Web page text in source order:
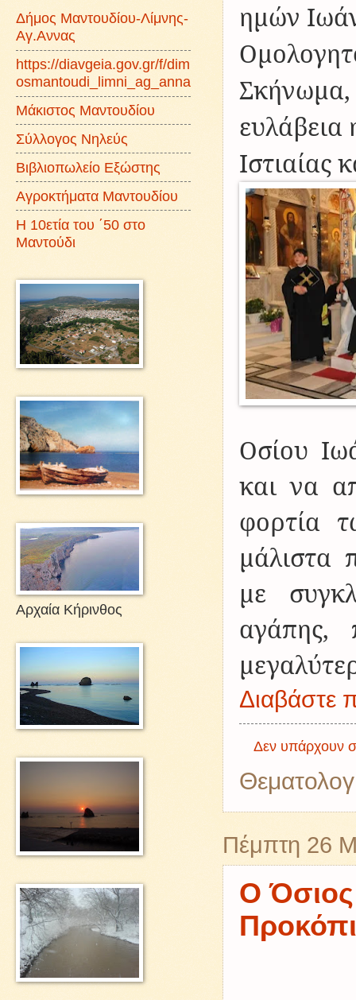
ημών
Σκήνωμα,
ευλάβεια
Ιστιαίας
Οσίου
και να
φορτία
μάλιστα
με
αγάπης,
Διαβάστε
Δεν υπάρχουν
Πέμπτη 26
Ο
Προκόπι
Δήμος Μαντουδίου-Λίμνης-
Αγ.Αννας
https://diavgeia.gov.gr/f/dim
osmantoudi_limni_ag_anna
Μάκιστος Μαντουδίου
Σύλλογος Νηλεύς
Βιβλιοπωλείο Εξώστης
Αγροκτήματα Μαντουδίου
Η 10ετία του ΄50 στο
Μαντούδι
Αρχαία Κήρινθος